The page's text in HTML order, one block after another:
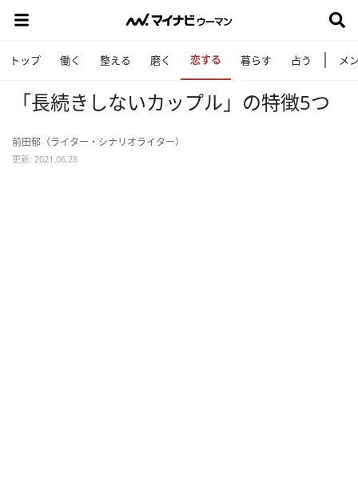
トップ 働く 整える 磨く 恋する 暮らす 占う メ
「長続きしないカップル」の特徴5つ
前田郁（ライター・シナリオライター）
更新: 2021.06.28